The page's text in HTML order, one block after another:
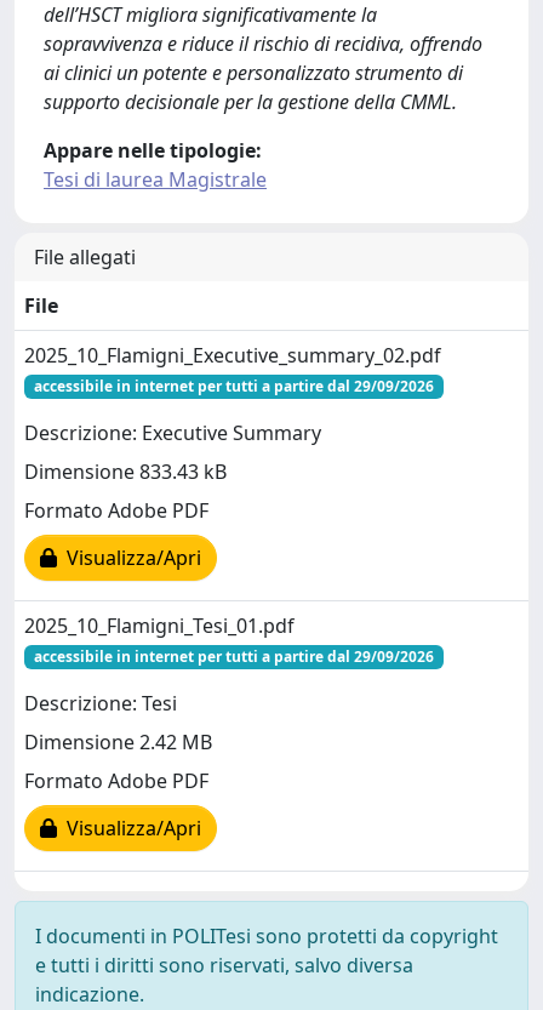
dell’HSCT migliora significativamente la
sopravvivenza e riduce il rischio di recidiva, offrendo
ai clinici un potente e personalizzato strumento di
supporto decisionale per la gestione della CMML.
Appare nelle tipologie:
Tesi di laurea Magistrale
File allegati
File
2025_10_Flamigni_Executive_summary_02.pdf
accessibile in internet per tutti a partire dal 29/09/2026
Descrizione: Executive Summary
Dimensione 833.43 kB
Formato Adobe PDF
Visualizza/Apri
2025_10_Flamigni_Tesi_01.pdf
accessibile in internet per tutti a partire dal 29/09/2026
Descrizione: Tesi
Dimensione 2.42 MB
Formato Adobe PDF
Visualizza/Apri
I documenti in POLITesi sono protetti da copyright
e tutti i diritti sono riservati, salvo diversa
indicazione.